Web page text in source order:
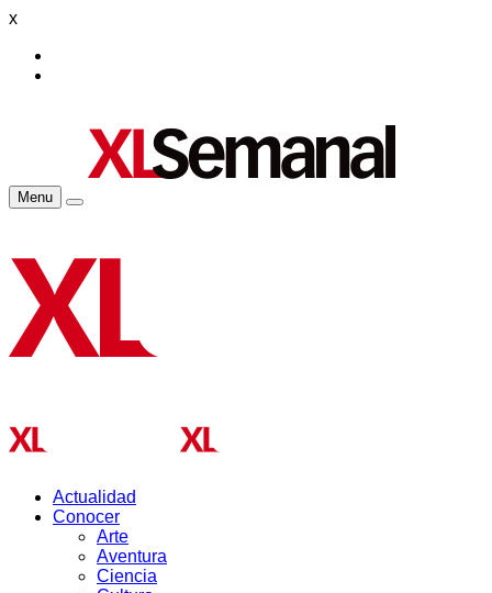
x
Menu
Actualidad
Conocer
Arte
Aventura
Ciencia